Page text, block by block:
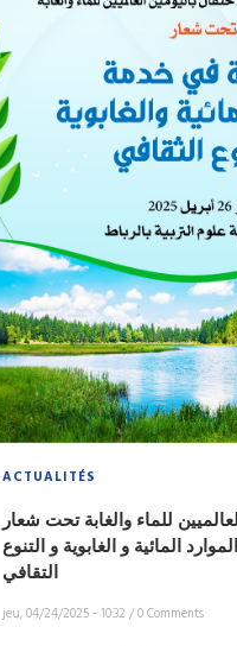
ACTUALITÉS
للماء والغابة تحت شعار
المائية و الغابوية و التنوع
التقافي
jeu, 04/24/2025 - 10:32 /0 Comments